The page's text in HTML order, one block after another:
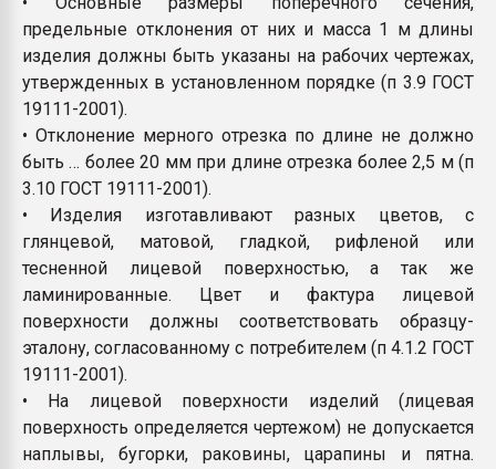
предельные отклонения от них и масса 1 м длины
изделия должны быть указаны на рабочих чертежах,
утвержденных в установленном порядке (п 3.9 ГОСТ
19111-2001).
• Отклонение мерного отрезка по длине не должно
быть … более 20 мм при длине отрезка более 2,5 м (п
3.10 ГОСТ 19111-2001).
• Изделия изготавливают разных цветов, с
глянцевой, матовой, гладкой, рифленой или
тесненной лицевой поверхностью, а так же
ламинированные. Цвет и фактура лицевой
поверхности должны соответствовать образцу-
эталону, согласованному с потребителем (п 4.1.2 ГОСТ
19111-2001).
• На лицевой поверхности изделий (лицевая
поверхность определяется чертежом) не допускается
наплывы, бугорки, раковины, царапины и пятна.